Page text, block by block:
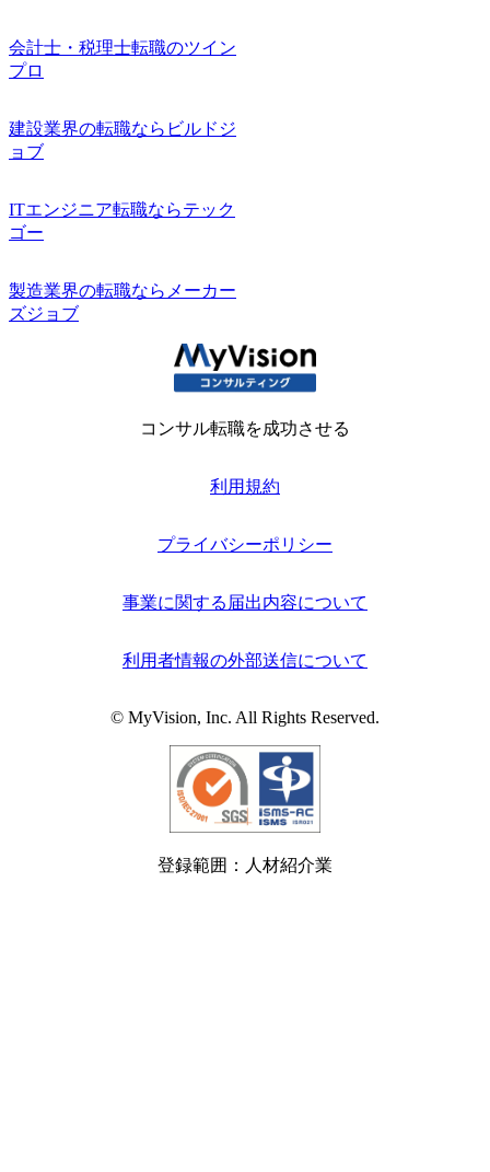
会計士・税理士転職のツイン
プロ
建設業界の転職ならビルドジ
ョブ
ITエンジニア転職ならテック
ゴー
製造業界の転職ならメーカー
ズジョブ
コンサル転職を成功させる
利用規約
プライバシーポリシー
事業に関する届出内容について
利用者情報の外部送信について
© MyVision, Inc. All Rights Reserved.
登録範囲：人材紹介業